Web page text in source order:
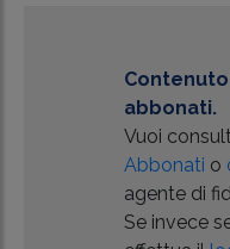
abbonati.
Vuoi
Abbonati o
agente di
Se invece